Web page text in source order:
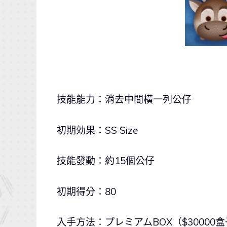
技能能力：消去中間橫一列公仔
初期効果：SS Size
技能發動：約15個公仔
初期得分：80
入手方法：プレミアムBOX（$30000